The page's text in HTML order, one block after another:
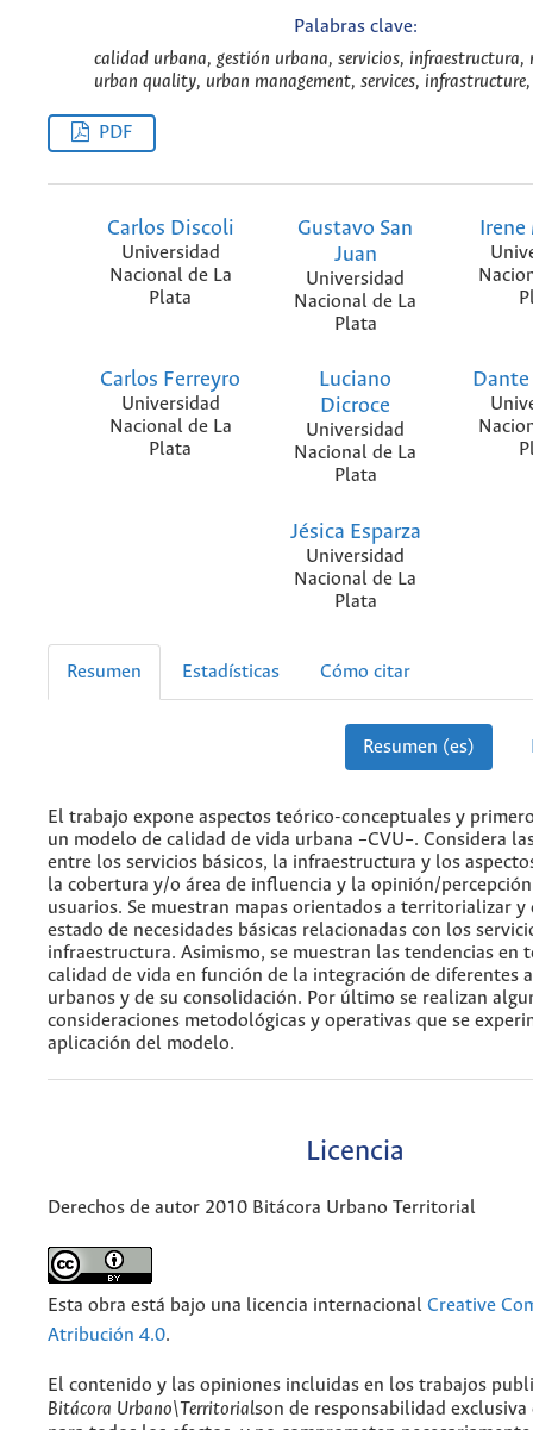
Palabras clave:
calidad urbana, gestión urbana, servicios, infraestructura,
urban quality, urban management, services,
PDF
Carlos Discoli
Universidad
Nacional de La
Plata
Gustavo San
Juan
Universidad
Nacional de La
Plata
Carlos Ferreyro
Universidad
Nacional de La
Plata
Luciano
Dicroce
Universidad
Nacional de La
Plata
Jésica Esparza
Universidad
Nacional de La
Plata
Resumen Estadísticas Cómo citar
Resumen (es)
El trabajo expone aspectos teórico-conceptuales y
un modelo de calidad de vida urbana –CVU–. Considera
entre los servicios básicos, la infraestructura y los
la cobertura y/o área de influencia y la opinión/
usuarios. Se muestran mapas orientados a territorializar
estado de necesidades básicas relacionadas con los
infraestructura. Asimismo, se muestran las tendencias en
calidad de vida en función de la integración de diferentes
urbanos y de su consolidación. Por último se realizan
consideraciones metodológicas y operativas que se
aplicación del modelo.
Licencia
Derechos de autor 2010 Bitácora Urbano Territorial
Esta obra está bajo una licencia internacional Creative
Atribución 4.0.
El contenido y las opiniones incluidas en los trabajos
Bitácora Urbano\Territorialson de responsabilidad exclusiva